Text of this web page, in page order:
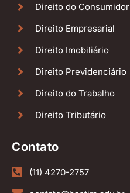
Direito do Consumidor
Direito Empresarial
Direito Imobiliário
Direito Previdenciário
Direito do Trabalho
Direito Tributário
Contato
(11) 4270-2757